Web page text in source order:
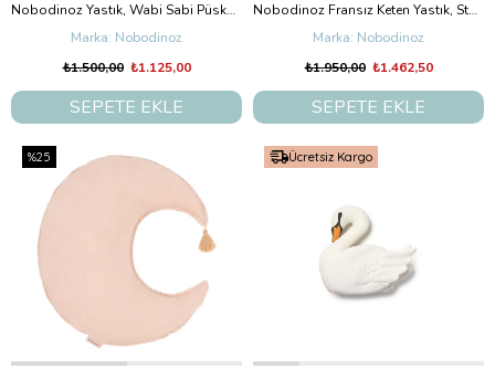
Nobodinoz Yastık, Wabi Sabi Püsküllü Blue Milky Way
Nobodinoz
₺1.125,00
₺1.500,00
SEPETE EKLE
Nobodinoz Fransız Keten Yastık, Star Powder Pink
Nobodinoz
₺1.462,50
₺1.950,00
SEPETE EKLE
%25 Ücretsiz Kargo